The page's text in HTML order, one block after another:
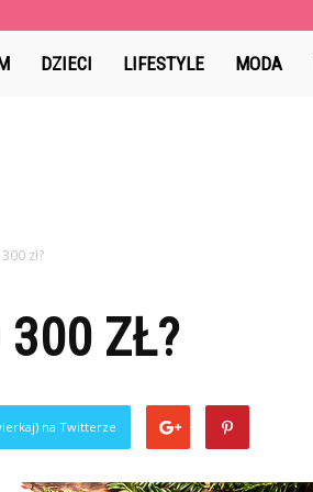
DZIECI LIFESTYLE MODA
zł?
300 ZŁ?
na Twitterze